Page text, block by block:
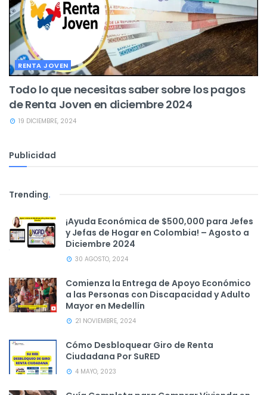
RENTA JOVEN
Todo lo que necesitas saber sobre los pagos
de Renta Joven en diciembre 2024
19 DICIEMBRE, 2024
Publicidad
Trending.
¡Ayuda Económica de $500,000 para Jefes
y Jefas de Hogar en Colombia! – Agosto a
Diciembre 2024
30 AGOSTO, 2024
Comienza la Entrega de Apoyo Económico
a las Personas con Discapacidad y Adulto
Mayor en Medellín
21 NOVIEMBRE, 2024
Cómo Desbloquear Giro de Renta
Ciudadana Por SuRED
4 MAYO, 2023